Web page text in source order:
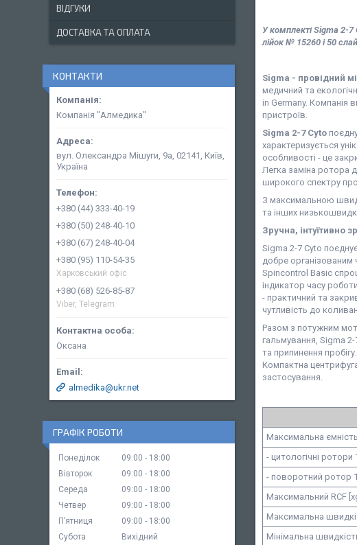
У комплекті Sigma 2-7
лійок № 15260 і 50
Sigma - провідний
медичний та
in Germany. Компанія
пристроїв.
Sigma 2-7 Cyto
характеризується
особливості - це
Легка заміна ротора
широкого спектру
З максимальною
та інших
Зручна, інтуїтивно
Sigma 2-7 Cyto
добре організованим
Spincontrol Basic
індикатор часу
- практичний та
чутливість до
Разом з потужним
гальмування, Sigma
та припинення
Компактна
застосування.
Максимальна ємність
- цитологічні ротори
- поворотний ротор
Максимальний RCF
Максимальна
Мінімальна
ВІДГУКИ
ДОСТАВКА ТА ОПЛАТА
КОНТАКТИ
Компанія "Алмедика"
вул. Олександра Мішуги, 9а, 02141, Київ,
Україна
+380 (44) 333-40-19
+380 (50) 248-40-10
+380 (67) 248-40-04
+380 (95) 110-54-35
Харковський офіс
+380 (68) 526-85-87
Viber, Telegram
Оксана
almedika@ukr.net
ГРАФІК РОБОТИ
Понеділок 09:00
18:00
Вівторок
09:00
18:00
Середа
09:00
18:00
Четвер
09:00
18:00
Пʼятниця
09:00
18:00
Субота
Вихідний